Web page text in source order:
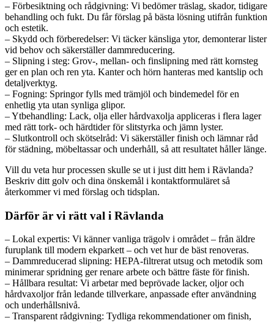
– Förbesiktning och rådgivning: Vi bedömer träslag, skador, tidigare
behandling och fukt. Du får förslag på bästa lösning utifrån funktion
och estetik.
– Skydd och förberedelser: Vi täcker känsliga ytor, demonterar lister
vid behov och säkerställer dammreducering.
– Slipning i steg: Grov-, mellan- och finslipning med rätt kornsteg
ger en plan och ren yta. Kanter och hörn hanteras med kantslip och
detaljverktyg.
– Fogning: Springor fylls med trämjöl och bindemedel för en
enhetlig yta utan synliga glipor.
– Ytbehandling: Lack, olja eller hårdvaxolja appliceras i flera lager
med rätt tork- och härdtider för slitstyrka och jämn lyster.
– Slutkontroll och skötselråd: Vi säkerställer finish och lämnar råd
för städning, möbeltassar och underhåll, så att resultatet håller länge.
Vill du veta hur processen skulle se ut i just ditt hem i Rävlanda?
Beskriv ditt golv och dina önskemål i kontaktformuläret så
återkommer vi med förslag och tidsplan.
Därför är vi rätt val i Rävlanda
– Lokal expertis: Vi känner vanliga trägolv i området – från äldre
furuplank till modern ekparkett – och vet hur de bäst renoveras.
– Dammreducerad slipning: HEPA-filtrerat utsug och metodik som
minimerar spridning ger renare arbete och bättre fäste för finish.
– Hållbara resultat: Vi arbetar med beprövade lacker, oljor och
hårdvaxoljor från ledande tillverkare, anpassade efter användning
och underhållsnivå.
– Transparent rådgivning: Tydliga rekommendationer om finish,